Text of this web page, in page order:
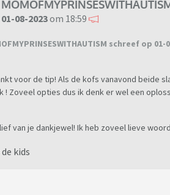
01-08-2023om 18:59
schreef op 01-
voor de tip! Als de kofs vanavond beide
! Zoveel opties dus ik denk er wel een
van je dankjewel! Ik heb zoveel lieve
kids